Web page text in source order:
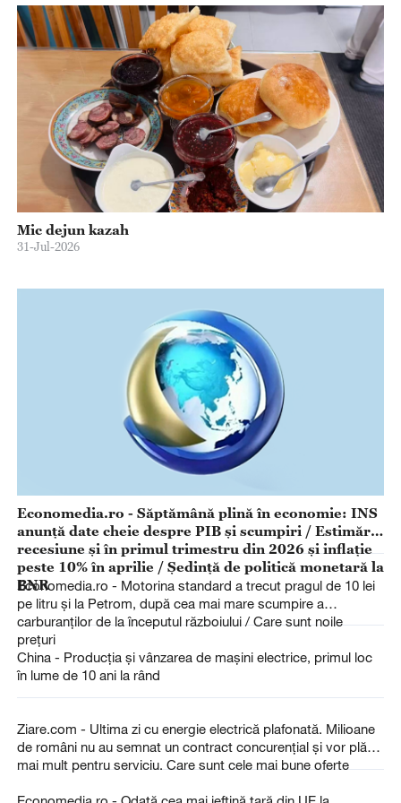
Mic dejun kazah
31-Jul-2026
Economedia.ro - Săptămână plină în economie: INS
anunță date cheie despre PIB și scumpiri / Estimări:
recesiune și în primul trimestru din 2026 și inflație
peste 10% în aprilie / Ședință de politică monetară la
BNR
Economedia.ro - Motorina standard a trecut pragul de 10 lei
pe litru și la Petrom, după cea mai mare scumpire a
carburanților de la începutul războiului / Care sunt noile
prețuri
China - Producția și vânzarea de mașini electrice, primul loc
în lume de 10 ani la rând
Ziare.com - Ultima zi cu energie electrică plafonată. Milioane
de români nu au semnat un contract concurențial și vor plăti
mai mult pentru serviciu. Care sunt cele mai bune oferte